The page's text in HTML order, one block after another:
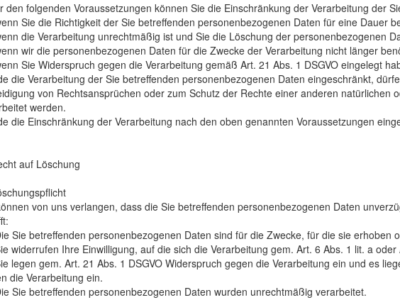
den folgenden Voraussetzungen können Sie die Einschränkung der Verarbeitung der
Sie die Richtigkeit der Sie betreffenden personenbezogenen Daten für eine
die Verarbeitung unrechtmäßig ist und Sie die Löschung der personenbezogenen
wir die personenbezogenen Daten für die Zwecke der Verarbeitung nicht länger
Sie Widerspruch gegen die Verarbeitung gemäß Art. 21 Abs. 1 DSGVO eingelegt
die Verarbeitung der Sie betreffenden personenbezogenen Daten eingeschränkt,
von Rechtsansprüchen oder zum Schutz der Rechte einer anderen
werden.
die Einschränkung der Verarbeitung nach den oben genannten Voraussetzungen
auf Löschung
von uns verlangen, dass die Sie betreffenden personenbezogenen Daten
Sie betreffenden personenbezogenen Daten sind für die Zwecke, für die sie
widerrufen Ihre Einwilligung, auf die sich die Verarbeitung gem. Art. 6 Abs. 1 lit. a
legen gem. Art. 21 Abs. 1 DSGVO Widerspruch gegen die Verarbeitung ein und es
die Verarbeitung ein.
Sie betreffenden personenbezogenen Daten wurden unrechtmäßig verarbeitet.